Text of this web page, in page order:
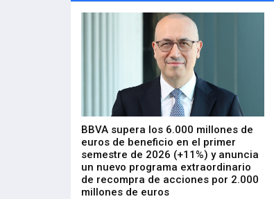
BBVA supera los 6.000 millones de
euros de beneficio en el primer
semestre de 2026 (+11%) y anuncia
un nuevo programa extraordinario
de recompra de acciones por 2.000
millones de euros